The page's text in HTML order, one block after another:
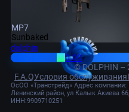
MP7
Sunbaked
dolphin
0.00
© DOLPHIN –
F.A.QУсловия обслуживания
ОсОО «Транстрейд» Адрес
Ленинский район, ул Калык Акиева
ИНН:9909710251